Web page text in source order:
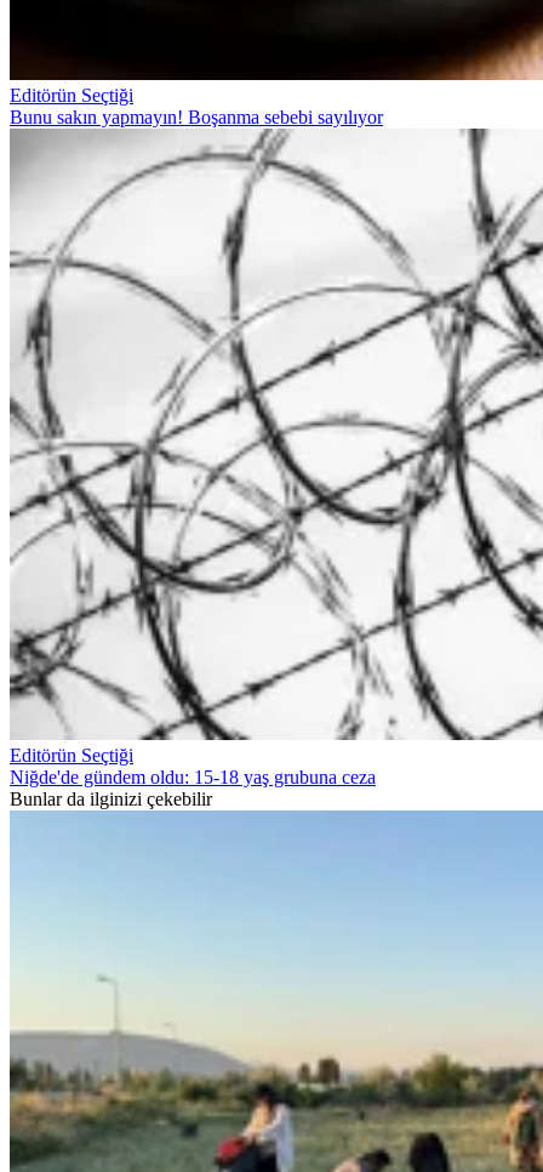
Editörün Seçtiği
Bunu sakın yapmayın! Boşanma sebebi sayılıyor
Editörün Seçtiği
Niğde'de gündem oldu: 15-18 yaş grubuna ceza
Bunlar da ilginizi çekebilir